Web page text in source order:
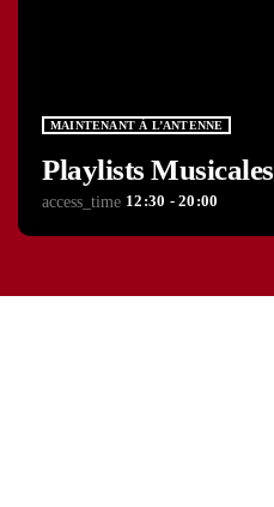
MAINTENANT À L’ANTENNE
Playlists Musicales
access_time 12:30 - 20:00